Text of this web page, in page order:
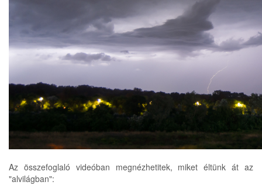
Az összefoglaló videóban megnézhetitek, miket éltünk át az
"alvilágban":